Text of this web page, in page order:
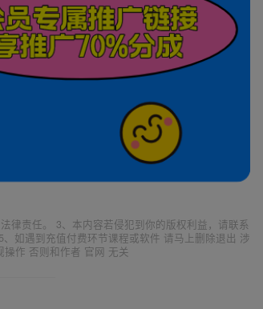
律责任。 3、本内容若侵犯到你的版权利益，请联系
如遇到充值付费环节课程或软件 请马上删除退出 涉
作 否则和作者 官网 无关